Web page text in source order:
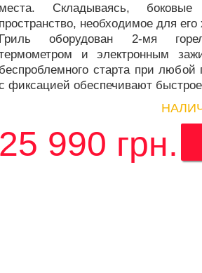
места. Складываясь,
пространство, необходимое для
Гриль оборудован 2-мя
и электронным
беспроблемного старта при любой
фиксацией обеспечивают
25 990 грн.